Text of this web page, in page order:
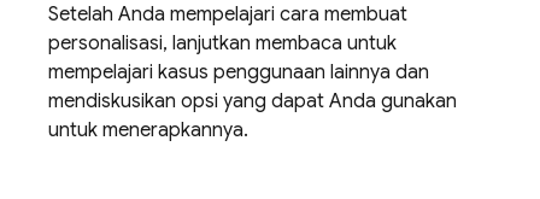
Setelah Anda mempelajari cara membuat
personalisasi, lanjutkan membaca untuk
mempelajari kasus penggunaan lainnya dan
mendiskusikan opsi yang dapat Anda gunakan
untuk menerapkannya.